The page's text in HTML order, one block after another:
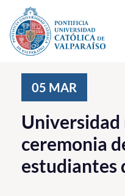
Click acá para ir directamente
Investigación, Creación
PUCV Internacional
Vinculación con el
05 MAR
Universidad
ceremonia
estudiantes